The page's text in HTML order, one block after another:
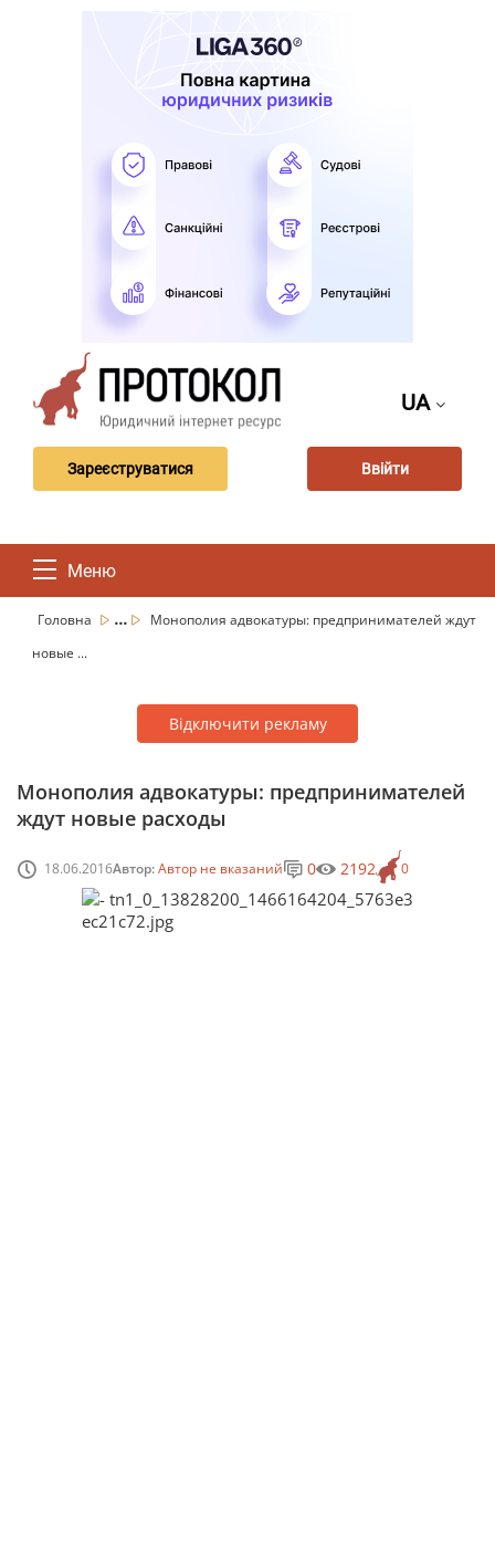
UA
Зареєструватися Ввійти
Меню
Головна ...
Монополия адвокатуры: предпринимателей ждут
новые ...
Відключити рекламу
Монополия адвокатуры: предпринимателей
ждут новые расходы
18.06.2016Автор:Автор не вказаний 0
0 2192